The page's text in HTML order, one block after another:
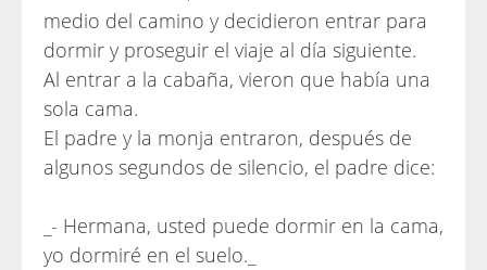
medio del camino y decidieron entrar para
dormir y proseguir el viaje al día siguiente.
Al entrar a la cabaña, vieron que había una
sola cama.
El padre y la monja entraron, después de
algunos segundos de silencio, el padre dice:
_- Hermana, usted puede dormir en la cama,
yo dormiré en el suelo._